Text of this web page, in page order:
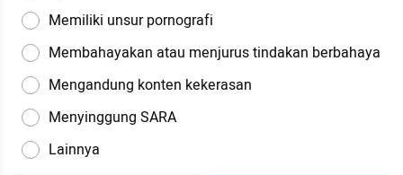
Memiliki unsur pornografi
Membahayakan atau menjurus tindakan berbahaya
Mengandung konten kekerasan
Menyinggung SARA
Lainnya